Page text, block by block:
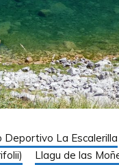
Deportivo La Escalerilla
Llagu de las